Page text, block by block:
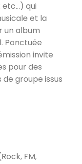
qui
et la
un album
Ponctuée
invite
pour des
groupe issus
FM,